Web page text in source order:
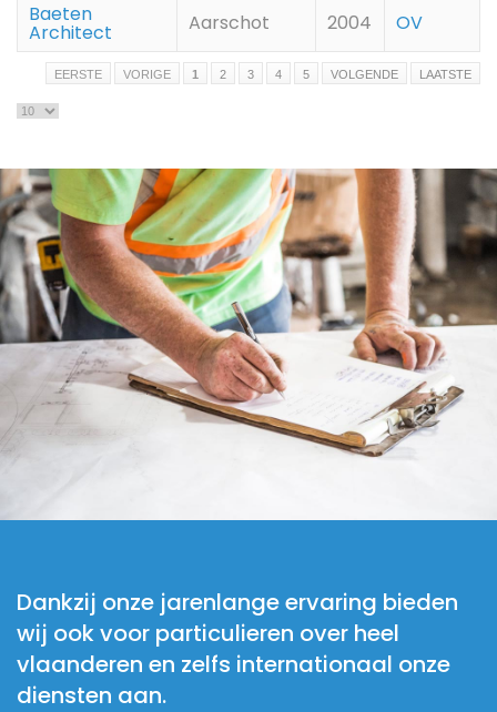
Baeten
Architect Aarschot 2004 OV
EERSTE VORIGE 1 2 3 4 5 VOLGENDE LAATSTE
Dankzij onze jarenlange ervaring bieden
wij ook voor particulieren over heel
vlaanderen en zelfs internationaal onze
diensten aan.